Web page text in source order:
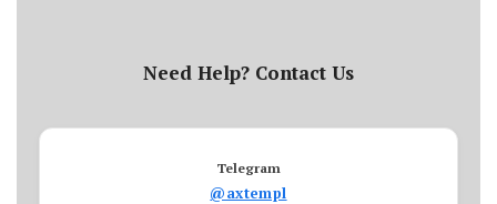
Need Help? Contact Us
Telegram
@axtempl